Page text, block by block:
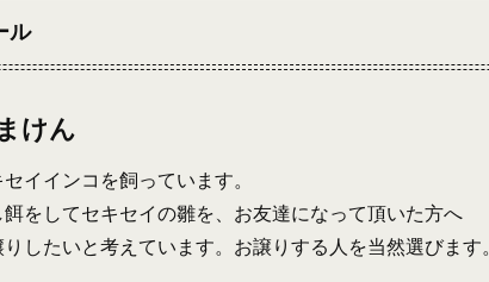
ル
けん
イインコを飼っています。
をしてセキセイの雛を、お友達になって頂いた方へ
したいと考えています。お譲りする人を当然選びます。